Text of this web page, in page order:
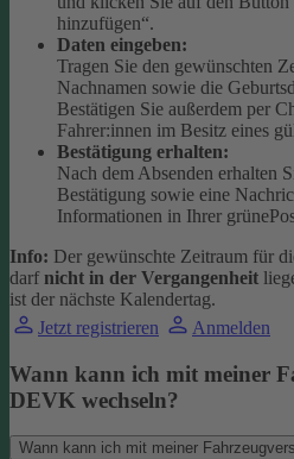
hinzufügen“.
Daten eingeben:
Tragen Sie den gewünschten
Nachnamen sowie die
Bestätigen Sie außerdem per
Fahrer:innen im Besitz eines
Bestätigung erhalten:
Nach dem Absenden erhalten
Bestätigung sowie eine
Informationen in Ihrer
Info: Der gewünschte Zeitraum für
darf nicht in der Vergangenheit
ist der nächste Kalendertag.
Jetzt registrieren
Anmelden
Wann kann ich mit meiner
DEVK wechseln?
Wann kann ich mit meiner